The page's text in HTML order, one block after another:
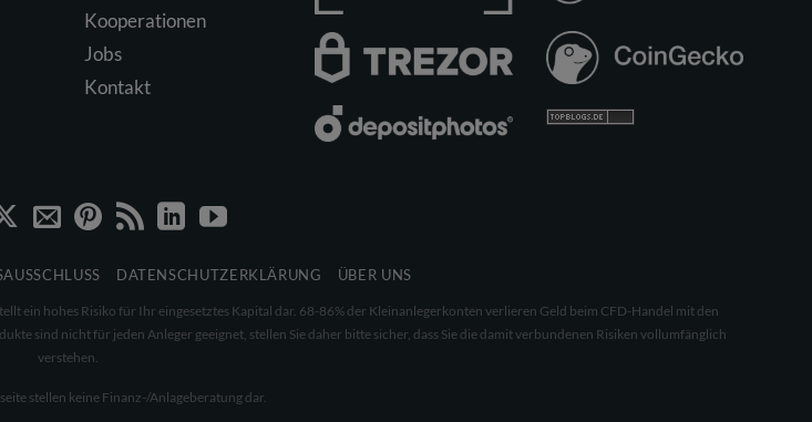
Kooperationen
Jobs
Kontakt
DATENSCHUTZERKLÄRUNG ÜBER UNS
ein hohes Risiko für Ihr eingesetztes Kapital dar. 68-86% der Kleinanlegerkonten verlieren Geld beim CFD-Handel mit den
sind nicht für jeden Anleger geeignet, stellen Sie daher bitte sicher, dass Sie die damit verbundenen Risiken vollumfänglich
verstehen.
stellen keine Finanz-/Anlageberatung dar.